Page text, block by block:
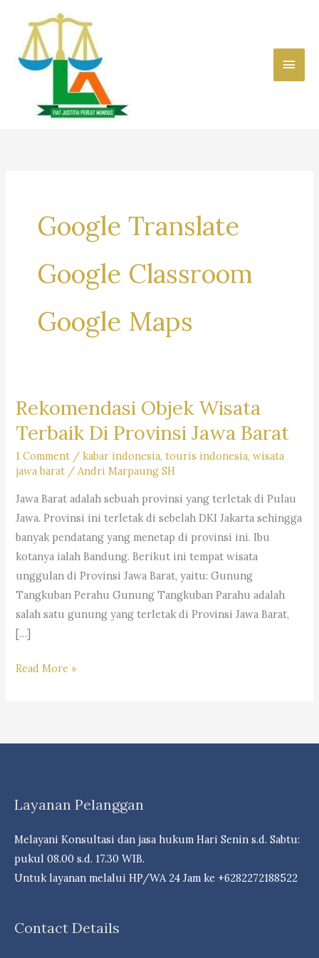
content
Main
Google Translate
Google Classroom
Google Maps
Rekomendasi Objek Wisata
Terbaik Di Provinsi Jawa Barat
1 Comment /kabar indonesia,touris indonesia,wisata
jawa barat /Andri Marpaung SH
Jawa Barat adalah sebuah provinsi yang terletak di Pulau
Jawa. Provinsi ini terletak di sebelah DKI Jakarta sehingga
banyak pendatang yang menetap di provinsi ini. Ibu
kotanya ialah Bandung. Berikut ini tempat wisata
unggulan di Provinsi Jawa Barat, yaitu: Gunung
Tangkuban Perahu Gunung Tangkuban Parahu adalah
salah satu gunung yang terletak di Provinsi Jawa Barat,
[…]
Rekomendasi
Di
Barat
Read More »
Layanan Pelanggan
Melayani Konsultasi dan jasa hukum Hari Senin s.d. Sabtu:
pukul 08.00 s.d. 17.30 WIB.
Untuk layanan melalui HP/WA 24 Jam ke +6282272188522
Contact Details